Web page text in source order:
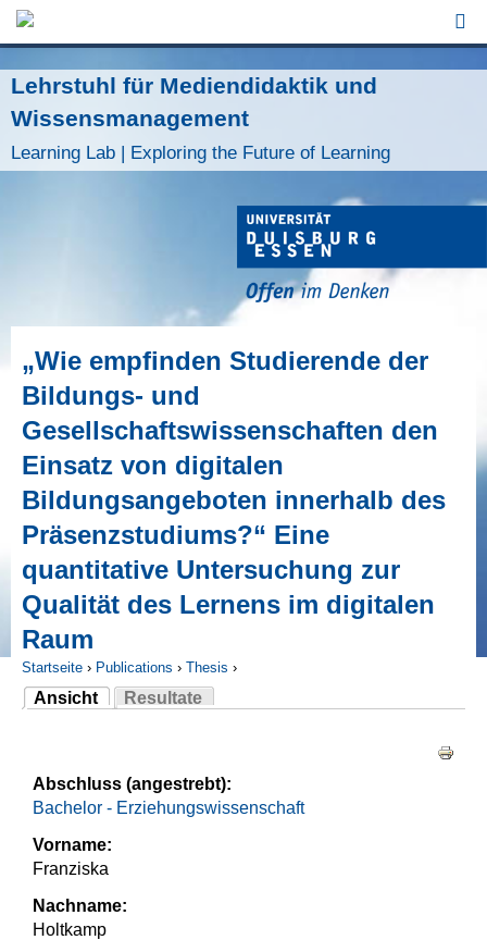
Lehrstuhl für Mediendidaktik und
Wissensmanagement
Learning Lab | Exploring the Future of Learning
„Wie empfinden Studierende der
Bildungs- und
Gesellschaftswissenschaften den
Einsatz von digitalen
Bildungsangeboten innerhalb des
Präsenzstudiums?“ Eine
quantitative Untersuchung zur
Qualität des Lernens im digitalen
Raum
Sie sind hier
Startseite › Publications › Thesis ›
Ansicht
(aktiver Reiter)
Resultate
Abschluss (angestrebt):
Bachelor - Erziehungswissenschaft
Vorname:
Franziska
Nachname:
Holtkamp